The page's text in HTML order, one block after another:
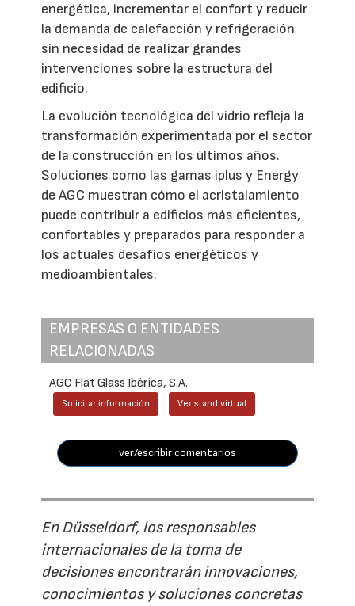
energética, incrementar el confort y reducir
la demanda de calefacción y refrigeración
sin necesidad de realizar grandes
intervenciones sobre la estructura del
edificio.
La evolución tecnológica del vidrio refleja la
transformación experimentada por el sector
de la construcción en los últimos años.
Soluciones como las gamas iplus y Energy
de AGC muestran cómo el acristalamiento
puede contribuir a edificios más eficientes,
confortables y preparados para responder a
los actuales desafíos energéticos y
medioambientales.
EMPRESAS O ENTIDADES
RELACIONADAS
AGC Flat Glass Ibérica, S.A.
Solicitar información Ver stand virtual
ver/escribir comentarios
En Düsseldorf, los responsables
internacionales de la toma de
decisiones encontrarán innovaciones,
conocimientos y soluciones concretas